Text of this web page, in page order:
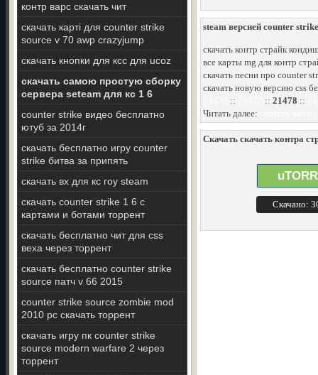
контр варс скачать чит
скачать карті для counter strike
source v 70 awp crazyjump
скачать кнопки для ксс для ucoz
скачать самою простую сборку
сервера seteam для кс 1 6
counter strike видео бесплатно
ютуб за 2014г
скачать бесплатно игру counter
strike битва за припять
скачать вх для кс гоу steam
скачать counter strike 1 6 с
картами и ботами торрент
скачать бесплатно чит для css
веха через торрент
скачать бесплатно counter strike
source патч v 66 2015
counter strike source zombie mod
2010 pc скачать торрент
скачать игру пк counter strike
source modern warfare 2 через
торрент
steam версией counter
скачать контр страйк
все карты mg для контр
скачать песни про counter
скачать новую версию css
:: :: 21478 ::
Читать далее:
Скачать скачать контра
Скачано: